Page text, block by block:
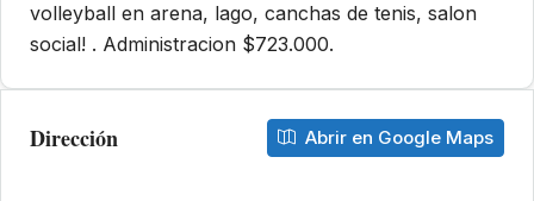
volleyball en arena, lago, canchas de tenis, salon
social! . Administracion $723.000.
Dirección Abrir en Google Maps